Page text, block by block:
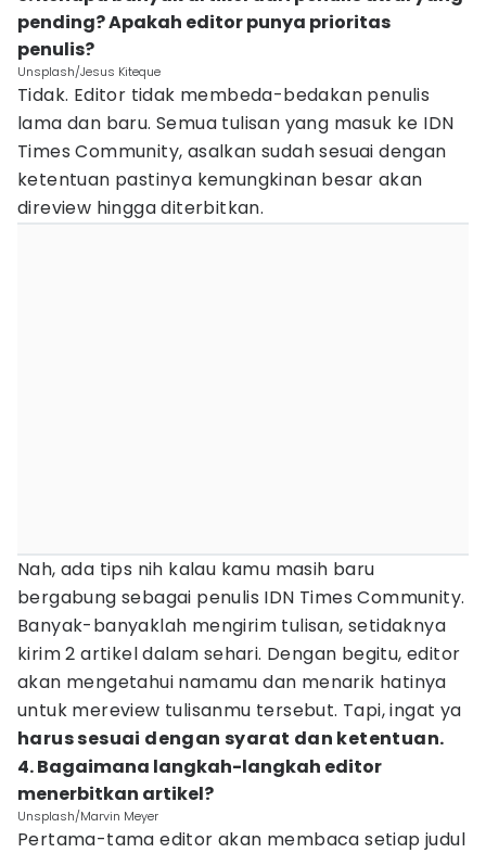
pending? Apakah editor punya prioritas
penulis?
Unsplash/Jesus Kiteque
Tidak. Editor tidak membeda-bedakan penulis
lama dan baru. Semua tulisan yang masuk ke IDN
Times Community, asalkan sudah sesuai dengan
ketentuan pastinya kemungkinan besar akan
direview hingga diterbitkan.
Nah, ada tips nih kalau kamu masih baru
bergabung sebagai penulis IDN Times Community.
Banyak-banyaklah mengirim tulisan, setidaknya
kirim 2 artikel dalam sehari. Dengan begitu, editor
akan mengetahui namamu dan menarik hatinya
untuk mereview tulisanmu tersebut. Tapi, ingat ya
harus sesuai dengan syarat dan ketentuan.
4. Bagaimana langkah-langkah editor
menerbitkan artikel?
Unsplash/Marvin Meyer
Pertama-tama editor akan membaca setiap judul